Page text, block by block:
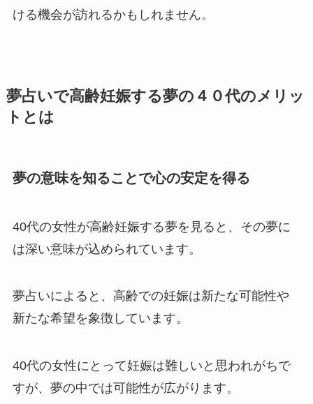
ける機会が訪れるかもしれません。
夢占いで高齢妊娠する夢の４０代のメリッ
トとは
夢の意味を知ることで心の安定を得る
40代の女性が高齢妊娠する夢を見ると、その夢に
は深い意味が込められています。
夢占いによると、高齢での妊娠は新たな可能性や
新たな希望を象徴しています。
40代の女性にとって妊娠は難しいと思われがちで
すが、夢の中では可能性が広がります。